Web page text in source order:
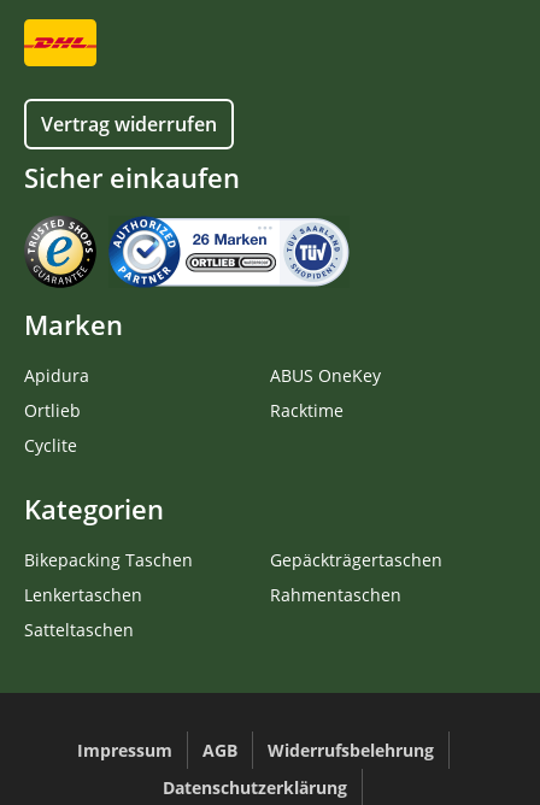
Vertrag widerrufen
Sicher einkaufen
Marken
Apidura
Ortlieb
Cyclite
ABUS OneKey
Racktime
Kategorien
Bikepacking Taschen
Lenkertaschen
Satteltaschen
Gepäckträgertaschen
Rahmentaschen
Impressum AGB
Widerrufsbelehrung
Datenschutzerklärung